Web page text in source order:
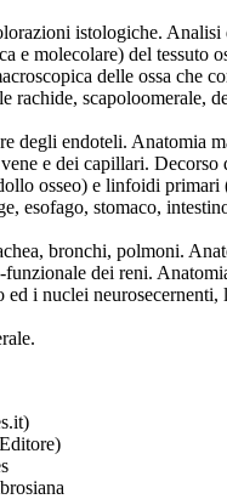
istologiche.
molecolare) del tessuto
delle ossa che
rachide, scapoloomerale,
degli endoteli. Anatomia
e dei capillari.
osseo) e linfoidi
esofago, stomaco,
bronchi, polmoni.
dei reni.
i nuclei